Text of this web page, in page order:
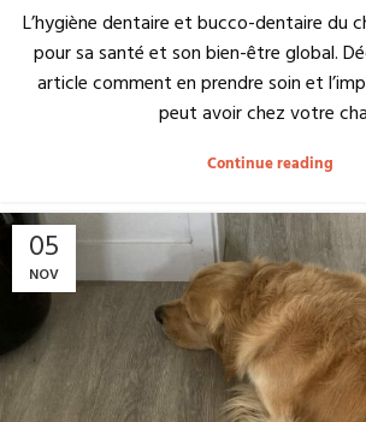
L’hygiène dentaire et bucco-dentaire du
pour sa santé et son bien-être global.
article comment en prendre soin et
peut avoir chez votre
Continue reading
05
NOV